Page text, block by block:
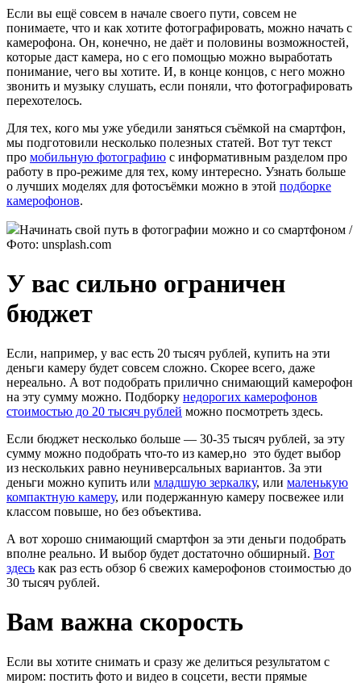
Если вы ещё совсем в начале своего пути, совсем не
понимаете, что и как хотите фотографировать, можно начать с
камерофона. Он, конечно, не даёт и половины возможностей,
которые даст камера, но с его помощью можно выработать
понимание, чего вы хотите. И, в конце концов, с него можно
звонить и музыку слушать, если поняли, что фотографировать
перехотелось.
Для тех, кого мы уже убедили заняться съёмкой на смартфон,
мы подготовили несколько полезных статей. Вот тут текст
про мобильную фотографию с информативным разделом про
работу в про-режиме для тех, кому интересно. Узнать больше
о лучших моделях для фотосъёмки можно в этой подборке
камерофонов.
Начинать свой путь в фотографии можно и со смартфоном /
Фото: unsplash.com
У вас сильно ограничен
бюджет
Если, например, у вас есть 20 тысяч рублей, купить на эти
деньги камеру будет совсем сложно. Скорее всего, даже
нереально. А вот подобрать прилично снимающий камерофон
на эту сумму можно. Подборку недорогих камерофонов
стоимостью до 20 тысяч рублей можно посмотреть здесь.
Если бюджет несколько больше — 30-35 тысяч рублей, за эту
сумму можно подобрать что-то из камер,но это будет выбор
из нескольких равно неуниверсальных вариантов. За эти
деньги можно купить или младшую зеркалку, или маленькую
компактную камеру, или подержанную камеру посвежее или
классом повыше, но без объектива.
А вот хорошо снимающий смартфон за эти деньги подобрать
вполне реально. И выбор будет достаточно обширный. Вот
здесь как раз есть обзор 6 свежих камерофонов стоимостью до
30 тысяч рублей.
Вам важна скорость
Если вы хотите снимать и сразу же делиться результатом с
миром: постить фото и видео в соцсети, вести прямые